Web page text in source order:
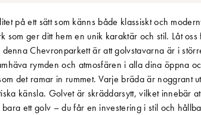
på ett sätt som känns både klassiskt och
ger ditt hem en unik karaktär och stil. Låt
Chevronparkett är att golvstavarna är i
rymden och atmosfären i alla dina öppna
det ramar in rummet. Varje bräda är noggrant
känsla. Golvet är skräddarsytt, vilket innebär
ett golv – du får en investering i stil och